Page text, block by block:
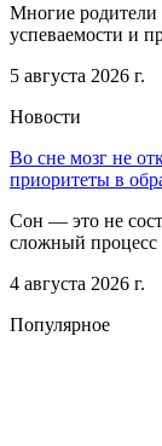
Многие родители
успеваемости и
5 августа 2026 г.
Новости
Во сне мозг не
приоритеты в
Сон — это не
сложный процесс
4 августа 2026 г.
Популярное